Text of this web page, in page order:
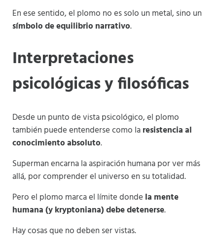
En ese sentido, el plomo no es solo un metal, sino un
símbolo de equilibrio narrativo.
Interpretaciones
psicológicas y filosóficas
Desde un punto de vista psicológico, el plomo
también puede entenderse como laresistencia al
conocimiento absoluto.
Superman encarna la aspiración humana por ver más
allá, por comprender el universo en su totalidad.
Pero el plomo marca el límite donde la mente
humana (y kryptoniana) debe detenerse.
Hay cosas que no deben ser vistas.